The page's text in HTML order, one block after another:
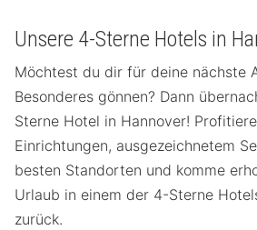
Unsere 4-Sterne Hotels in
Möchtest du dir für deine nächste
Besonderes gönnen? Dann
Sterne Hotel in Hannover!
Einrichtungen, ausgezeichnetem
besten Standorten und komme
Urlaub in einem der 4-Sterne
zurück.